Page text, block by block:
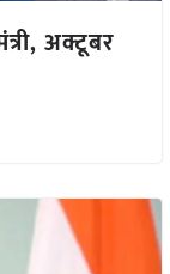
अक्टूबर